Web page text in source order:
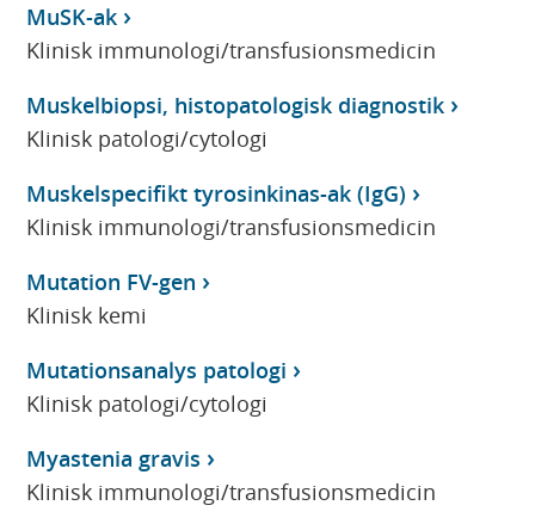
MuSK-ak
Klinisk immunologi/transfusionsmedicin
Muskelbiopsi, histopatologisk diagnostik
Klinisk patologi/cytologi
Muskelspecifikt tyrosinkinas-ak (IgG)
Klinisk immunologi/transfusionsmedicin
Mutation FV-gen
Klinisk kemi
Mutationsanalys patologi
Klinisk patologi/cytologi
Myastenia gravis
Klinisk immunologi/transfusionsmedicin